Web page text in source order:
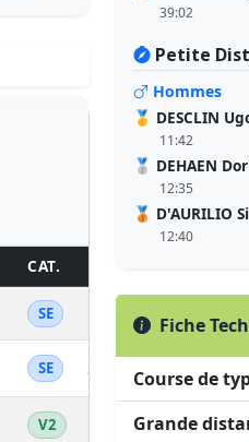
CAT.
SE 18.64
SE 2 16.77
V2 15.99
39:02
Petite
Hommes
🥇 DESCLIN
11:42
🥈 DEHAEN
12:35
🥉 D'AURILIO Simeon
12:40
Fiche
Course de
Grande